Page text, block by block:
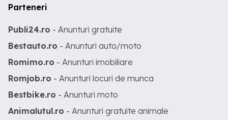
Parteneri
Publi24.ro - Anunturi gratuite
Bestauto.ro - Anunturi auto/moto
Romimo.ro - Anunturi imobiliare
Romjob.ro - Anunturi locuri de munca
Bestbike.ro - Anunturi moto
Animalutul.ro - Anunturi gratuite animale